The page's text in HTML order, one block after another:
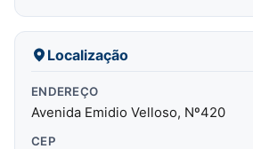
Localização
ENDEREÇO
Avenida Emidio Velloso, Nº420
CEP